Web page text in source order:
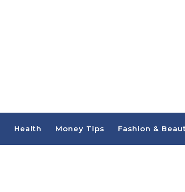
Health Money Tips Fashion &